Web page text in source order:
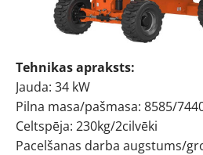
Tehnikas apraksts:
Jauda: 34 kW
Pilna masa/pašmasa: 8585/
Celtspēja: 230kg/2cilvēki
Pacelšanas darba augstums/